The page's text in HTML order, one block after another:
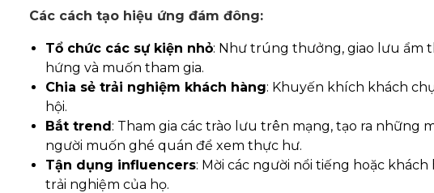
Các cách tạo hiệu ứng đám đông:
Tổ chức các sự kiện nhỏ: Như trúng thưởng, giao lưu ẩm
hứng và muốn tham gia.
Chia sẻ trải nghiệm khách hàng: Khuyến khích khách
hội.
Bắt trend: Tham gia các trào lưu trên mạng, tạo ra những
người muốn ghé quán để xem thực hư.
Tận dụng influencers: Mời các người nổi tiếng hoặc
trải nghiệm của họ.